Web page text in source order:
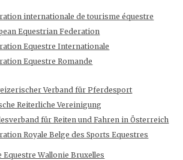
internationale de tourisme équestre
Equestrian Federation
Equestre Internationale
Equestre Romande
Verband für Pferdesport
Reiterliche Vereinigung
für Reiten und Fahren in Österreich
Royale Belge des Sports Equestres
Equestre Wallonie Bruxelles